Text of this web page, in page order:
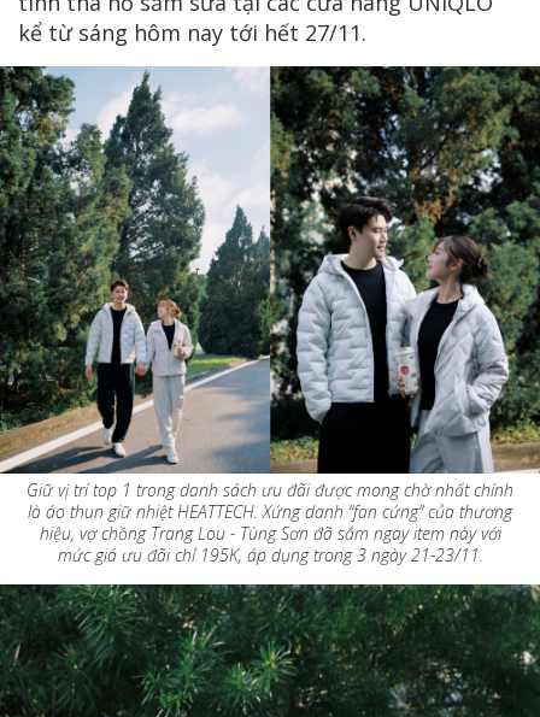
kể từ sáng hôm nay tới hết 27/11.
Giữ vị trí top 1 trong danh sách ưu đãi được mong chờ nhất chính
là áo thun giữ nhiệt HEATTECH. Xứng danh “fan cứng” của thương
hiệu, vợ chồng Trang Lou - Tùng Sơn đã sắm ngay item này với
mức giá ưu đãi chỉ 195K, áp dụng trong 3 ngày 21-23/11.